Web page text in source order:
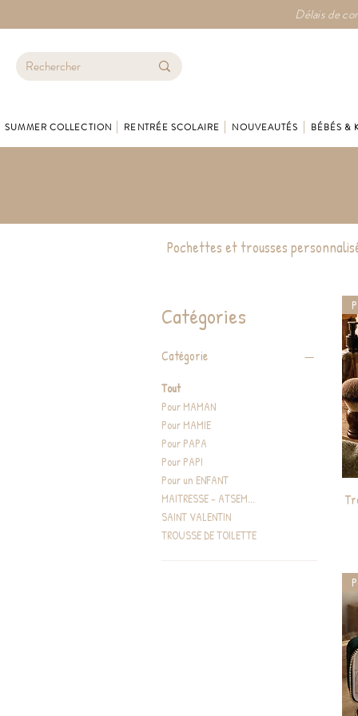
Délais de
SUMMER COLLECTION RENTRÉE SCOLAIRE NOUVEAUTÉS BÉBÉS &
Pochettes et trousses
Catégories
Catégorie
Tout
Pour MAMAN
Pour MAMIE
Pour PAPA
Pour PAPI
Pour un ENFANT
MAITRESSE - ATSEM...
SAINT VALENTIN
TROUSSE DE TOILETTE